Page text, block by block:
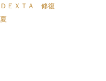
ＤＥＸＴＡ 修復
夏